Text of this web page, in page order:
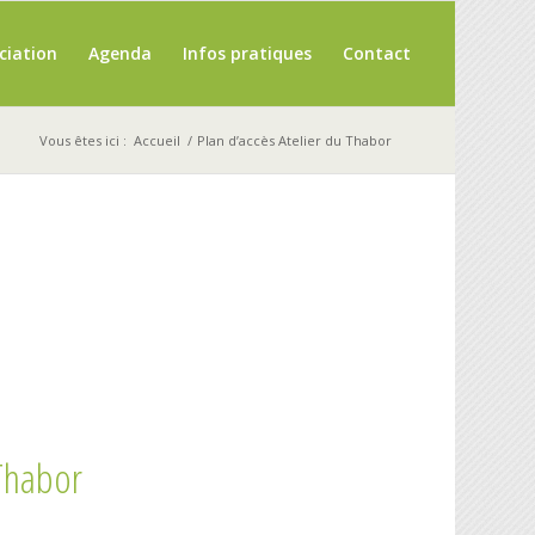
Agenda Infos pratiques Contact
Vous êtes ici : Accueil / Plan d’accès Atelier du Thabor